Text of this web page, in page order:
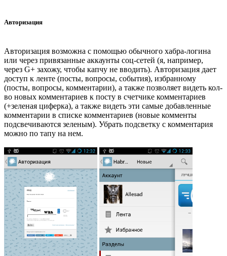
Авторизация
Авторизация возможна с помощью обычного хабра-логина
или через привязанные аккаунты соц-сетей (я, например,
через G+ захожу, чтобы капчу не вводить). Авторизация дает
доступ к ленте (посты, вопросы, события), избранному
(посты, вопросы, комментарии), а также позволяет видеть кол-
во новых комментариев к посту в счетчике комментариев
(+зеленая циферка), а также видеть эти самые добавленные
комментарии в списке комментариев (новые комменты
подсвечиваются зеленым). Убрать подсветку с комментария
можно по тапу на нем.